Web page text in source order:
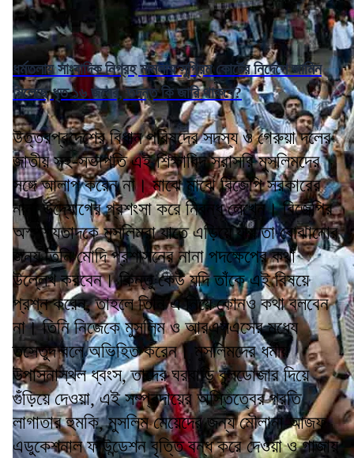
ধর্মতলায় সাংবাদিক নিগ্রহ মামলায় সুপ্রিম কোর্টের নির্দেশে জামিন
মিলেছে ধৃত ১৬ জনের, তদন্ত কি জারি থাকবে?
উত্তরপ্রদেশের বিধান পরিষদের সদস্য ও গেরুয়া দলের
জাতীয় সহ-সভাপতি এই শিক্ষাবিদ সরাসরি মুসলিমদের
সঙ্গে আলাপ করেন না। মাঝে মাঝে বিজেপি সরকারের
নানা উদ্যোগের প্রশংসা করে নিবন্ধ লেখেন। বিজেপির
অস্পৃশ্যতাদকে মুসলিমরা যাতে এড়িয়ে যায় তা বোঝানোর
জন্য তিনি মোদি প্রশাসনের নানা পদক্ষেপের কথা
উল্লেখ করবেন। কিন্তু কেউ যদি তাঁকে এই বিষয়ে
প্রশ্ন করেন, তাহলে তিনি এ নিয়ে কোনও কথা বলবেন
না। তিনি নিজেকে মুসলিম ও আরএসএসের মধ্যে
তসেতুদ বলে অভিহিত করেন। মুসলিমদের ধর্মীয়
উপাসনাস্থল ধ্বংস, তাদের ঘরবাড়ি বুলডোজার দিয়ে
গুঁড়িয়ে দেওয়া, এই সম্প্রদায়ের অস্তিত্বের প্রতি
লাগাতার হুমকি, মুসলিম মেয়েদের জন্য মৌলানা আজফ
এডুকেশনাল ফাউন্ডেশন বৃত্তি বন্ধ করে দেওয়া ও গাজায়